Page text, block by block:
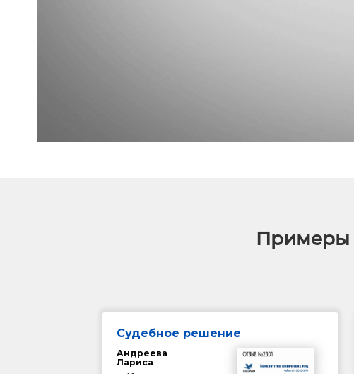
Примеры
Судебное решение
Андреева
Лариса